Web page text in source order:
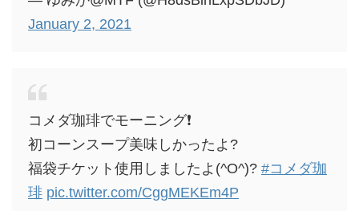
January 2, 2021
コメダ珈琲でモーニング❗
初コーンスープ美味しかったよ?
福袋チケット使用しましたよ(^O^)? #コメダ珈
琲 pic.twitter.com/CggMEKEm4P